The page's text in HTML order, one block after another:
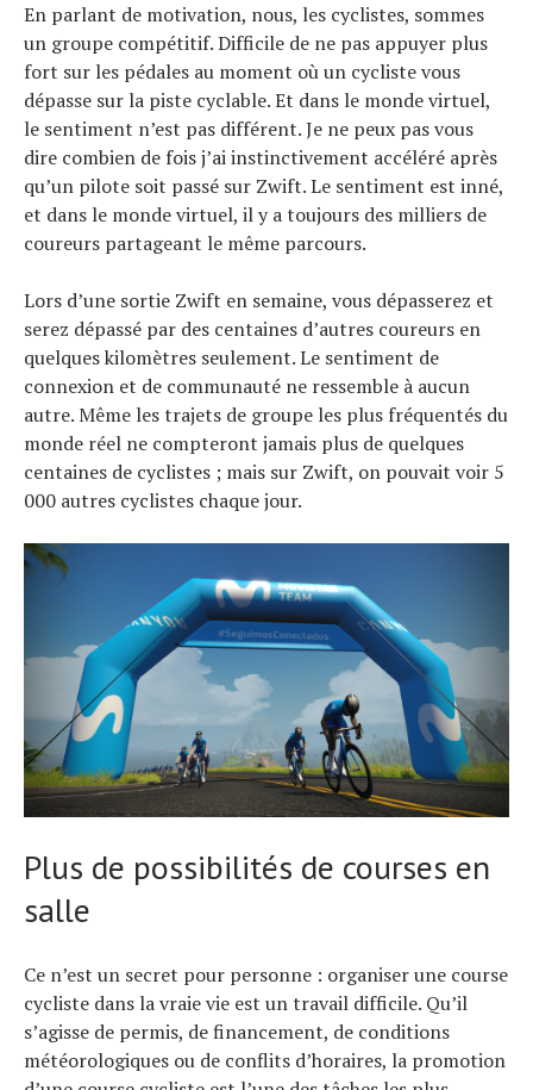
En parlant de motivation, nous, les cyclistes, sommes
un groupe compétitif. Difficile de ne pas appuyer plus
fort sur les pédales au moment où un cycliste vous
dépasse sur la piste cyclable. Et dans le monde virtuel,
le sentiment n’est pas différent. Je ne peux pas vous
dire combien de fois j’ai instinctivement accéléré après
qu’un pilote soit passé sur Zwift. Le sentiment est inné,
et dans le monde virtuel, il y a toujours des milliers de
coureurs partageant le même parcours.
Lors d’une sortie Zwift en semaine, vous dépasserez et
serez dépassé par des centaines d’autres coureurs en
quelques kilomètres seulement. Le sentiment de
connexion et de communauté ne ressemble à aucun
autre. Même les trajets de groupe les plus fréquentés du
monde réel ne compteront jamais plus de quelques
centaines de cyclistes ; mais sur Zwift, on pouvait voir 5
000 autres cyclistes chaque jour.
Plus de possibilités de courses en
salle
Ce n’est un secret pour personne : organiser une course
cycliste dans la vraie vie est un travail difficile. Qu’il
s’agisse de permis, de financement, de conditions
météorologiques ou de conflits d’horaires, la promotion